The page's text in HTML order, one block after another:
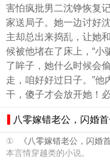
害怕疯批男二沈铮恢复
家送局子。她一边讨好
主却总出来捣乱，让她
候被他堵在了床上，“小
了眸子，她什么时候会
走，咱好好过日子。”
干，傻子才会放开她！
八零嫁错老公，闪婚
① 《八零嫁错老公，闪婚
本言情穿越类的小说。